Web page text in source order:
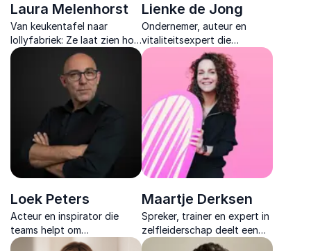
Laura Melenhorst
Van keukentafel naar
lollyfabriek: Ze laat zien hoe
nieuwsgierigheid en plezier
leiden tot innovatie en
Lienke de Jong
Ondernemer, auteur en
vitaliteitsexpert die
organisaties inspireert met
praktische inzichten over
enthousiasme, energie en
werkplezier.
Loek Peters
Acteur en inspirator die
teams helpt om
verantwoordelijkheid te
Maartje Derksen
Spreker, trainer en expert in
zelfleiderschap deelt een
rauw en inspirerend verhaal